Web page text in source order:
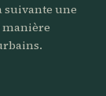
une
manière